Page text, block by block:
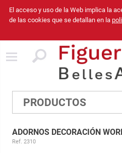
El acceso y uso de la Web implica la
de las cookies que se detallan en la
PRODUCTOS
ADORNOS DECORACIÓN
Ref. 2310